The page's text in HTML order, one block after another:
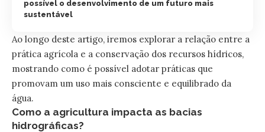
possível o desenvolvimento de um futuro mais
sustentável
Ao longo deste artigo, iremos explorar a relação entre a
prática agrícola e a conservação dos recursos hídricos,
mostrando como é possível adotar práticas que
promovam um uso mais consciente e equilibrado da
água.
Como a agricultura impacta as bacias
hidrográficas?